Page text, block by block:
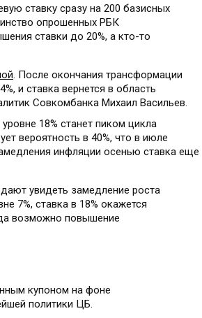
ставку сразу на 200 базисных
опрошенных РБК
ставки до 20%, а кто-то
. После окончания трансформации
и ставка вернется в область
Совкомбанка Михаил Васильев.
18% станет пиком цикла
вероятность в 40%, что в июле
инфляции осенью ставка еще
увидеть замедление роста
7%, ставка в 18% окажется
возможно повышение
купоном на фоне
политики ЦБ.